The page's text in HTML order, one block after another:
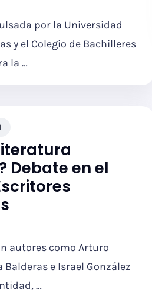
por la Universidad
y el Colegio de Bachilleres
la …
Debate en el
autores como Arturo
Balderas e Israel González
…